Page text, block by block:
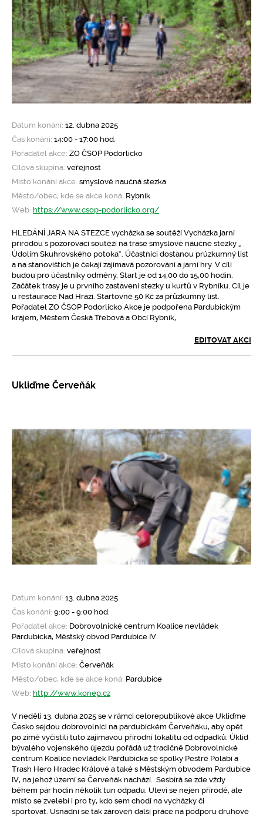
Datum konání: 12. dubna 2025
Čas konání: 14:00 - 17:00 hod.
Pořadatel akce: ZO ČSOP Podorlicko
Cílová skupina: veřejnost
Místo konání akce: smyslově naučná stezka
Město/obec, kde se akce koná: Rybník
Web: https://www.csop-podorlicko.org/
HLEDÁNÍ JARA NA STEZCE vycházka se soutěží Vycházka jarní
přírodou s pozorovací soutěží na trase smyslově naučné stezky „
Údolím Skuhrovského potoka“. Účastníci dostanou průzkumný list
a na stanovištích je čekají zajímavá pozorování a jarní hry. V cíli
budou pro účastníky odměny. Start je od 14,00 do 15,00 hodin.
Začátek trasy je u prvního zastavení stezky u kurtů v Rybníku. Cíl je
u restaurace Nad Hrází. Startovné 50 Kč za průzkumný list.
Pořadatel ZO ČSOP Podorlicko Akce je podpořena Pardubickým
krajem, Městem Česká Třebová a Obcí Rybník,
EDITOVAT AKCI
Ukliďme Červeňák
Datum konání: 13. dubna 2025
Čas konání: 9:00 - 9:00 hod.
Pořadatel akce: Dobrovolnické centrum Koalice nevládek
Pardubicka, Městský obvod Pardubice IV
Cílová skupina: veřejnost
Místo konání akce: Červeňák
Město/obec, kde se akce koná: Pardubice
Web: http://www.konep.cz
V neděli 13. dubna 2025 se v rámci celorepublikové akce Ukliďme
Česko sejdou dobrovolníci na pardubickém Červeňáku, aby opět
po zimě vyčistili tuto zajímavou přírodní lokalitu od odpadků. Úklid
bývalého vojenského újezdu pořádá už tradičně Dobrovolnické
centrum Koalice nevládek Pardubicka se spolky Pestré Polabí a
Trash Hero Hradec Králové a také s Městským obvodem Pardubice
IV, na jehož území se Červeňák nachází. Sesbírá se zde vždy
během pár hodin několik tun odpadu. Uleví se nejen přírodě, ale
místo se zvelebí i pro ty, kdo sem chodí na vycházky či
sportovat. Usnadní se tak zároveň další práce na podporu druhové